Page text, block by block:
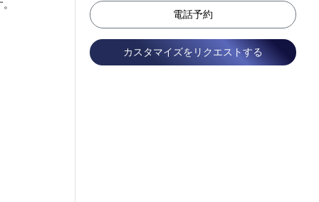
電話予約
カスタマイズをリクエストする